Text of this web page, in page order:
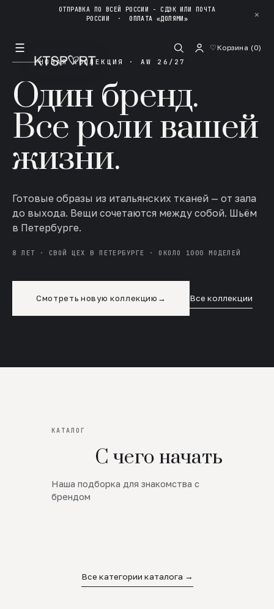
ОТПРАВКА ПО ВСЕЙ РОССИИ - СДЭК ИЛИ ПОЧТА
РОССИИ ·ОПЛАТА «ДОЛЯМИ» ✕
☰ ♡Корзина (0)
НОВАЯ КОЛЛЕКЦИЯ · AW 26/27
Один бренд.
Все роли вашей
жизни.
Готовые образы из итальянских тканей — от зала
до выхода. Вещи сочетаются между собой. Шьём
в Петербурге.
8 ЛЕТ · СВОЙ ЦЕХ В ПЕТЕРБУРГЕ · ОКОЛО 1000 МОДЕЛЕЙ
Смотреть новую коллекцию → Все коллекции
КАТАЛОГ
С чего начать
Наша подборка для знакомства с
брендом
Новинки
SALE
Все категории каталога →